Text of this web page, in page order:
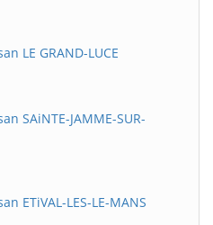
LE GRAND-LUCE
SAiNTE-JAMME-SUR-
ETiVAL-LES-LE-MANS